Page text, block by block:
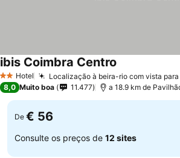
2 Estrelas
Hotel Localização à beira-rio com vista para
ibis Coimbra Centro
8,0 Muito boa 11.477
De € 56
Consulte os preços de 12 sites